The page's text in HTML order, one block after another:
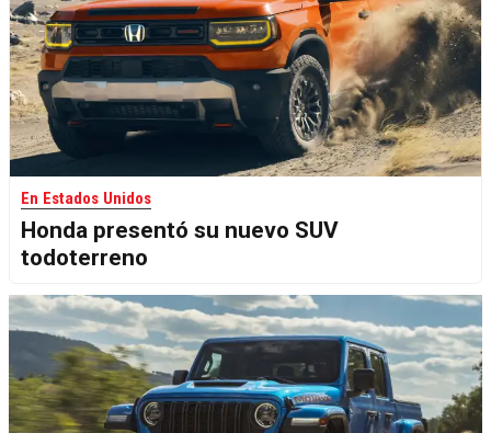
En Estados Unidos
Honda presentó su nuevo SUV
todoterreno